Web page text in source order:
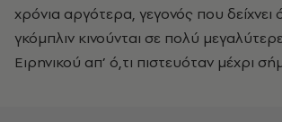
χρόνια αργότερα, γεγονός που δείχνει
γκόμπλιν κινούνται σε πολύ
Ειρηνικού απ’ ό,τι πιστευόταν μέχρι